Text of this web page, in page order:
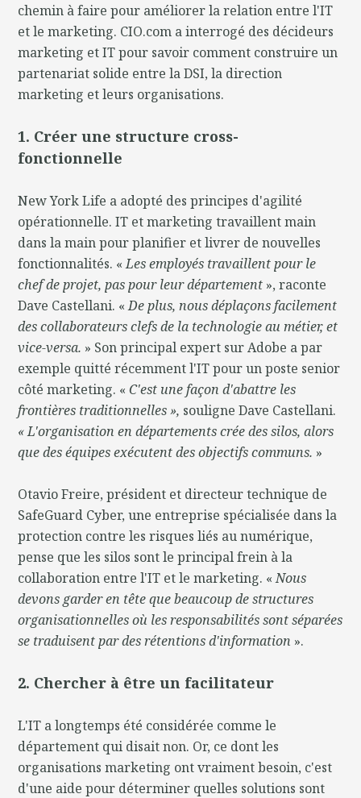
chemin à faire pour améliorer la relation entre l'IT
et le marketing. CIO.com a interrogé des décideurs
marketing et IT pour savoir comment construire un
partenariat solide entre la DSI, la direction
marketing et leurs organisations.
1. Créer une structure cross-
fonctionnelle
New York Life a adopté des principes d'agilité
opérationnelle. IT et marketing travaillent main
dans la main pour planifier et livrer de nouvelles
fonctionnalités. «Les employés travaillent pour le
chef de projet, pas pour leur département », raconte
Dave Castellani. «De plus, nous déplaçons facilement
des collaborateurs clefs de la technologie au métier, et
vice-versa. » Son principal expert sur Adobe a par
exemple quitté récemment l'IT pour un poste senior
côté marketing. «C'est une façon d'abattre les
frontières traditionnelles », souligne Dave Castellani.
« L'organisation en départements crée des silos, alors
que des équipes exécutent des objectifs communs. »
Otavio Freire, président et directeur technique de
SafeGuard Cyber, une entreprise spécialisée dans la
protection contre les risques liés au numérique,
pense que les silos sont le principal frein à la
collaboration entre l'IT et le marketing. «Nous
devons garder en tête que beaucoup de structures
organisationnelles où les responsabilités sont séparées
se traduisent par des rétentions d'information ».
2. Chercher à être un facilitateur
L'IT a longtemps été considérée comme le
département qui disait non. Or, ce dont les
organisations marketing ont vraiment besoin, c'est
d'une aide pour déterminer quelles solutions sont